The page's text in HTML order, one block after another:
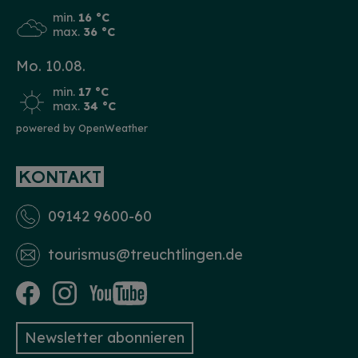
min. 16 °C
max. 36 °C
Mo. 10.08.
min. 17 °C
max. 34 °C
powered by OpenWeather
KONTAKT
09142 9600-60
tourismus­@treuchtlingen.de
Newsletter abonnieren